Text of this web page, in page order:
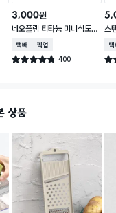
3,000원
네오플램 티타늄 미니식도
약 24.5 cm
택배배송매장픽업
별점 4.8점 400
건 작성
스
택
별
상품